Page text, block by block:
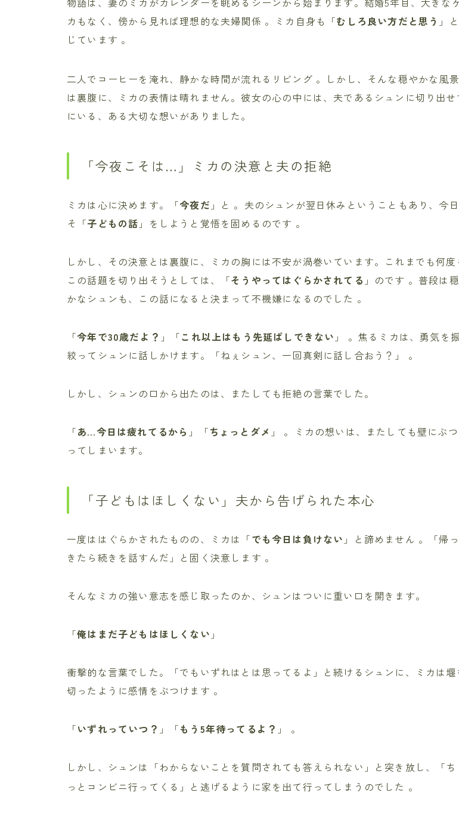
カもなく、傍から見れば理想的な夫婦関係 。ミカ自身も「むしろ良い方だと思う 」
じています 。
二人でコーヒーを淹れ、静かな時間が流れるリビング 。しかし、そんな穏やかな風
は裏腹に、ミカの表情は晴れません。彼女の心の中には、夫であるシュンに切り出せ
にいる、ある大切な想いがありました。
「今夜こそは…」ミカの決意と夫の拒絶
ミカは心に決めます。「今夜だ 」と 。夫のシュンが翌日休みということもあり、今
そ「子どもの話 」をしようと覚悟を固めるのです 。
しかし、その決意とは裏腹に、ミカの胸には不安が渦巻いています。これまでも何度
この話題を切り出そうとしては、「そうやってはぐらかされてる 」のです 。普段は
かなシュンも、この話になると決まって不機嫌になるのでした 。
「今年で30歳だよ？ 」「これ以上はもう先延ばしできない 」 。焦るミカは、勇気を
絞ってシュンに話しかけます。「ねぇシュン、一回真剣に話し合おう？」 。
しかし、シュンの口から出たのは、またしても拒絶の言葉でした。
「あ…今日は疲れてるから 」「ちょっとダメ 」 。ミカの想いは、またしても壁にぶ
ってしまいます。
「子どもはほしくない」夫から告げられた本心
一度ははぐらかされたものの、ミカは「でも今日は負けない 」と諦めません 。「帰
きたら続きを話すんだ」と固く決意します 。
そんなミカの強い意志を感じ取ったのか、シュンはついに重い口を開きます。
「俺はまだ子どもはほしくない 」
衝撃的な言葉でした。「でもいずれはとは思ってるよ」と続けるシュンに、ミカは堰
切ったように感情をぶつけます 。
「いずれっていつ？ 」「もう5年待ってるよ？ 」 。
しかし、シュンは「わからないことを質問されても答えられない」と突き放し、「ち
っとコンビニ行ってくる」と逃げるように家を出て行ってしまうのでした 。